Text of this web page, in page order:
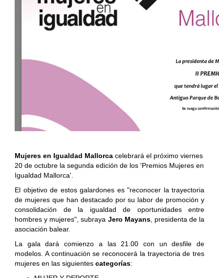
Mujeres en Igualdad Mallorca celebrará el próximo viernes
20 de octubre la segunda edición de los 'Premios Mujeres en
Igualdad Mallorca'.
El objetivo de estos galardones es "reconocer la trayectoria
de mujeres que han destacado por su labor de promoción y
consolidación de la igualdad de oportunidades entre
hombres y mujeres", subraya Jero Mayans, presidenta de la
asociación balear.
La gala dará comienzo a las 21.00 con un desfile de
modelos. A continuación se reconocerá la trayectoria de tres
mujeres en las siguientes categorías: